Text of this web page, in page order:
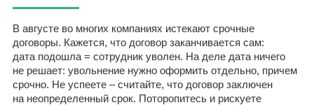
В августе во многих компаниях истекают срочные
договоры. Кажется, что договор заканчивается сам:
дата подошла = сотрудник уволен. На деле дата ничего
не решает: увольнение нужно оформить отдельно, причем
срочно. Не успеете – считайте, что договор заключен
на неопределенный срок. Поторопитесь и рискуете